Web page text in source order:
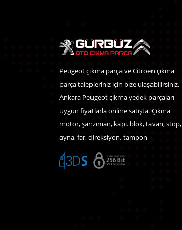
Peugeot çıkma parça ve Citroen çıkma
parça talepleriniz için bize ulaşabilirsiniz.
Ankara Peugeot çıkma yedek parçaları
uygun fiyatlarla online satışta. Çıkma
motor, şanzıman, kapı. blok, tavan, stop,
ayna, far, direksiyon, tampon